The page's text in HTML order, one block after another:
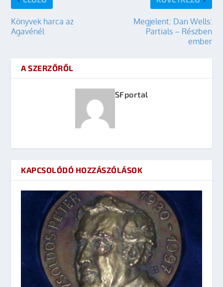
Könyvek harca az
Agavénél
Megjelent: Dan Wells:
Partials – Részben
ember
A SZERZŐRŐL
SFportal
KAPCSOLÓDÓ HOZZÁSZÓLÁSOK